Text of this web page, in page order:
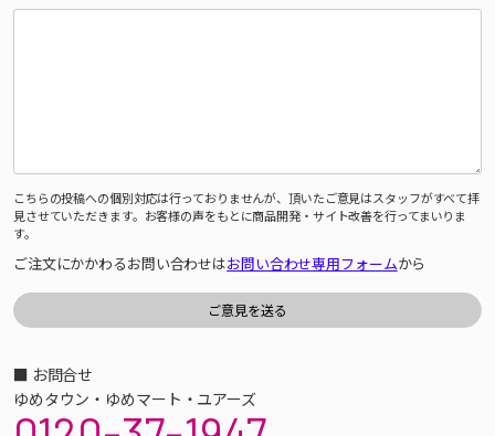
こちらの投稿への個別対応は行っておりませんが、頂いたご意見はスタッフがすべて拝
見させていただきます。お客様の声をもとに商品開発・サイト改善を行ってまいりま
す。
ご注文にかかわるお問い合わせはお問い合わせ専用フォームから
■ お問合せ
ゆめタウン・ゆめマート・ユアーズ